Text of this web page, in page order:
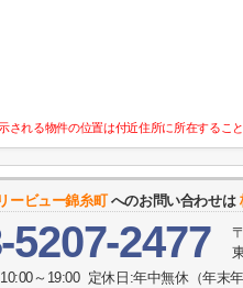
される物件の位置は付近住所に所在するこ
ービュー錦糸町へのお問い合わせは
2477
10:00～19:00 定休日:年中無休（年末年